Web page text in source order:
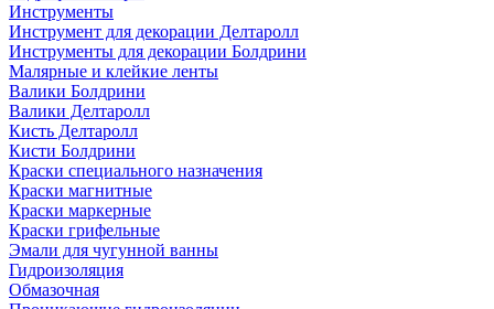
Инструменты
Инструмент для декорации Делтаролл
Инструменты для декорации Болдрини
Малярные и клейкие ленты
Валики Болдрини
Валики Делтаролл
Кисть Делтаролл
Кисти Болдрини
Краски специального назначения
Краски магнитные
Краски маркерные
Краски грифельные
Эмали для чугунной ванны
Гидроизоляция
Обмазочная